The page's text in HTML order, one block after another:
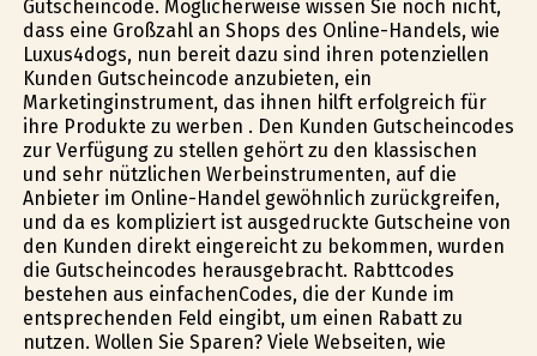
Gutscheincode. Möglicherweise wissen Sie noch nicht,
dass eine Großzahl an Shops des Online-Handels, wie
Luxus4dogs, nun bereit dazu sind ihren potenziellen
Kunden Gutscheincode anzubieten, ein
Marketinginstrument, das ihnen hilft erfolgreich für
ihre Produkte zu werben . Den Kunden Gutscheincodes
zur Verfügung zu stellen gehört zu den klassischen
und sehr nützlichen Werbeinstrumenten, auf die
Anbieter im Online-Handel gewöhnlich zurückgreifen,
und da es kompliziert ist ausgedruckte Gutscheine von
den Kunden direkt eingereicht zu bekommen, wurden
die Gutscheincodes herausgebracht. Rabttcodes
bestehen aus einfachenCodes, die der Kunde im
entsprechenden Feld eingibt, um einen Rabatt zu
nutzen. Wollen Sie Sparen? Viele Webseiten, wie